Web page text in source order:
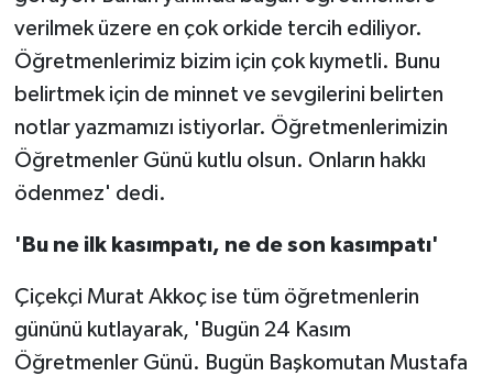
verilmek üzere en çok orkide tercih ediliyor.
Öğretmenlerimiz bizim için çok kıymetli. Bunu
belirtmek için de minnet ve sevgilerini belirten
notlar yazmamızı istiyorlar. Öğretmenlerimizin
Öğretmenler Günü kutlu olsun. Onların hakkı
ödenmez' dedi.
'Bu ne ilk kasımpatı, ne de son kasımpatı'
Çiçekçi Murat Akkoç ise tüm öğretmenlerin
gününü kutlayarak, 'Bugün 24 Kasım
Öğretmenler Günü. Bugün Başkomutan Mustafa